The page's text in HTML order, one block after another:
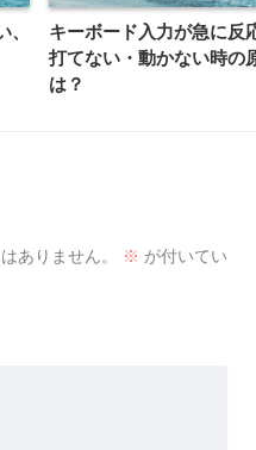
キーボード入力が急に反
打てない・動かない時の
は？
ありません。 ※ が付いてい